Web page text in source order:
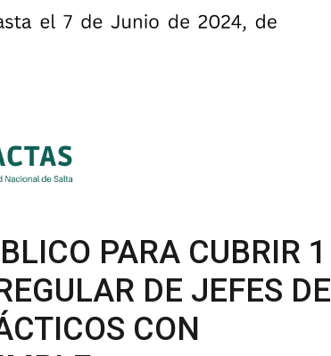
PARA CUBRIR 1
DE JEFES DE
CON